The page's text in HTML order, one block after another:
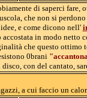
di saperci
che non si
e come dicono nell'
accostata in modo
che questo
0brani
con del cantato,
a cui faccio un